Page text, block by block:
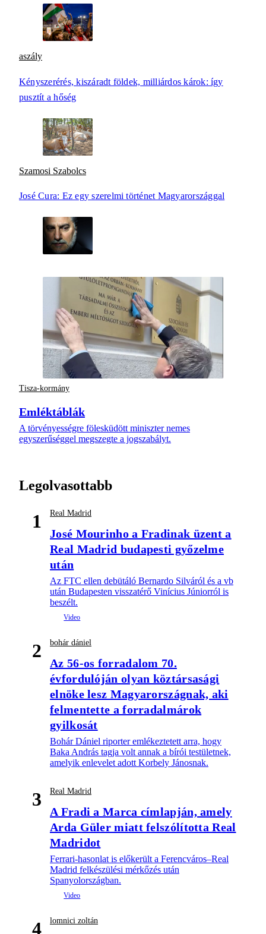
aszály
Kényszerérés, kiszáradt földek, milliárdos károk: így
pusztít a hőség
Szamosi Szabolcs
José Cura: Ez egy szerelmi történet Magyarországgal
Tisza-kormány
Emléktáblák
A törvényességre fölesküdött miniszter nemes
egyszerűséggel megszegte a jogszabályt.
Legolvasottabb
1 Real Madrid
José Mourinho a Fradinak üzent a
Real Madrid budapesti győzelme
után
Az FTC ellen debütáló Bernardo Silváról és a vb
után Budapesten visszatérő Vinícius Júniorról is
beszélt.
2 bohár dániel
Az 56-os forradalom 70.
évfordulóján olyan köztársasági
elnöke lesz Magyarországnak, aki
felmentette a forradalmárok
gyilkosát
Bohár Dániel riporter emlékeztetett arra, hogy
Baka András tagja volt annak a bírói testületnek,
amelyik enlevelet adott Korbely Jánosnak.
3 Real Madrid
A Fradi a Marca címlapján, amely
Arda Güler miatt felszólította Real
Madridot
Ferrari-hasonlat is előkerült a Ferencváros–Real
Madrid felkészülési mérkőzés után
Spanyolországban.
4 lomnici zoltán